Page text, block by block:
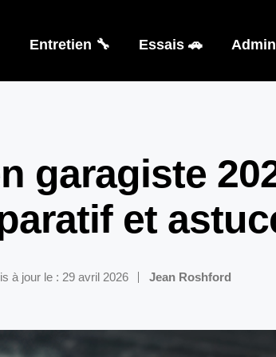
Entretien 🔧 Essais 🚗
garagiste
et
à jour le : 29 avril 2026 Jean Roshford